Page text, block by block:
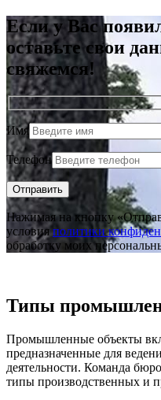
Если у Вас
оставьте свои
свяжемся!
Имя
Телефон
Нажимая на кнопку
условияполитики
обработку моих
Типы
Промышленные объекты
предназначенные для
деятельности. Команда
типы производственных и